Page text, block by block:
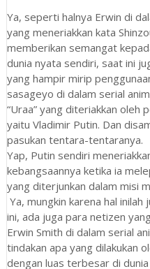
Ya, seperti halnya Erwin di
yang meneriakkan kata
memberikan semangat
dunia nyata sendiri, saat ini
yang hampir mirip
sasageyo di dalam serial
“Uraa” yang diteriakkan oleh
yaitu Vladimir Putin. Dan
pasukan tentara-tentaranya.
Yap, Putin sendiri
kebangsaannya ketika ia
yang diterjunkan dalam misi
Ya, mungkin karena hal
ini, ada juga para netizen
Erwin Smith di dalam serial
tindakan apa yang dilakukan
dengan luas terbesar di